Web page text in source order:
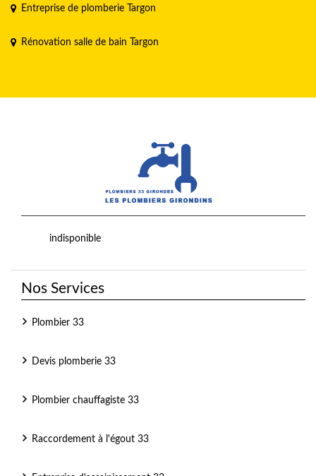
Entreprise de plomberie Targon
Rénovation salle de bain Targon
indisponible
Nos Services
Plombier 33
Devis plomberie 33
Plombier chauffagiste 33
Raccordement à l'égout 33